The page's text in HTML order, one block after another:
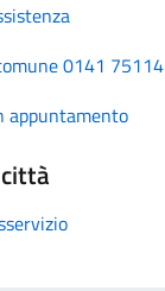
0141 75114
appuntamento